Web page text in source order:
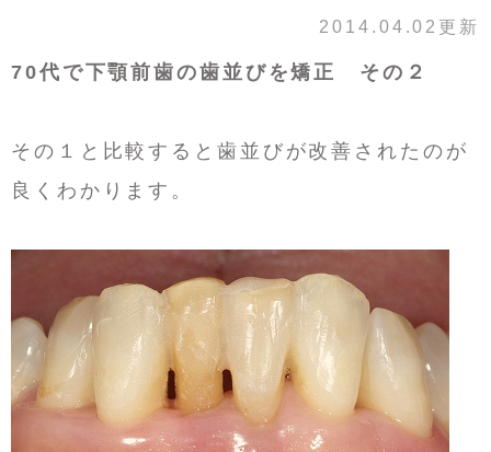
2014.04.02更新
70代で下顎前歯の歯並びを矯正 その２
その１と比較すると歯並びが改善されたのが
良くわかります。